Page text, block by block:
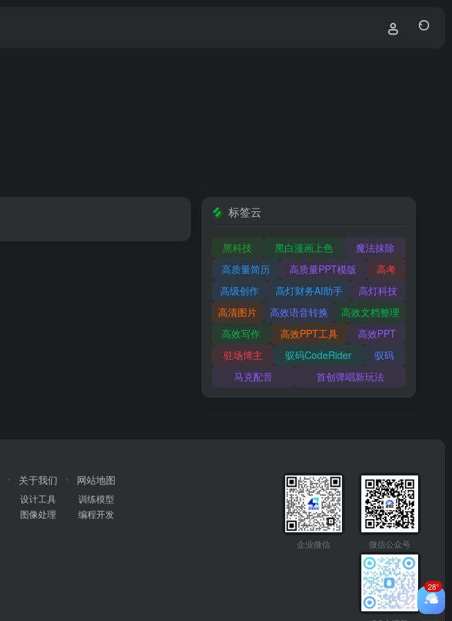
标签云
黑科技 黑白漫画上色
魔法抹除
高质量简历
高质量PPT模版
高考
高级创作
高灯财务AI助手
高灯科技
高清图片
高效语音转换
高效文档整理
高效写作
高效PPT工具
高效PPT
驻场博主
驭码CodeRider
驭码
马克配音
首创弹唱新玩法
关于我们
设计工具
图像处理
网站地图
训练模型
编程开发
企业微信 微信公众号
28°